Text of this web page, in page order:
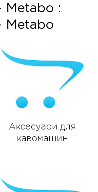
Metabo :
Metabo
Аксесуари для
кавомашин